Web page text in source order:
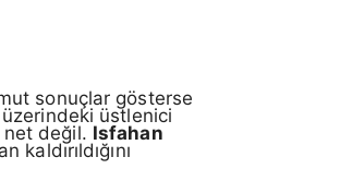
sonuçlar gösterse
üzerindeki üstlenici
net değil. Isfahan